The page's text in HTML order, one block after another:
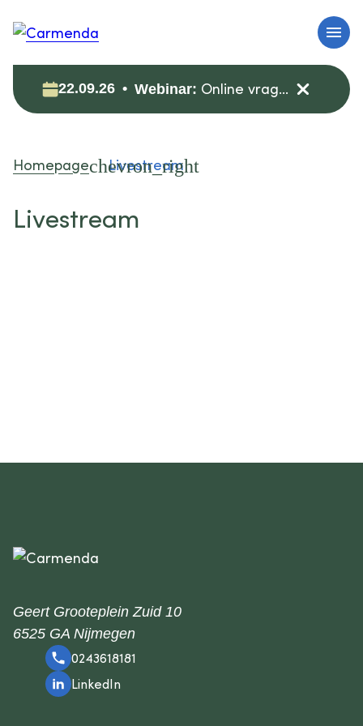
22.09.26 Webinar: Online vragenuur: zorgdata veilig (her)gebruiken voor onderzoek
Homepage Livestream
Livestream
Geert Grooteplein Zuid 10
6525 GA Nijmegen
0243618181
LinkedIn